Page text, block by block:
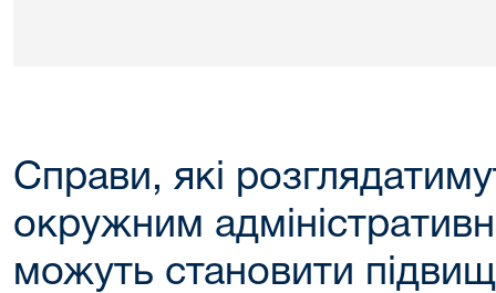
Справи, які
окружним
можуть становити